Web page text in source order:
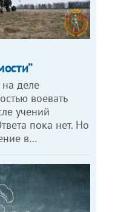
деле
воевать
учений
пока нет. Но
в…